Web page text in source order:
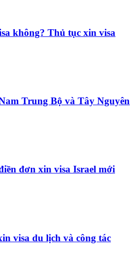
không? Thủ tục xin visa
Trung Bộ và Tây Nguyên
đơn xin visa Israel mới
visa du lịch và công tác